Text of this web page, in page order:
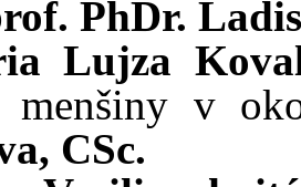
PhDr.
Lujza
menšiny v
CSc.